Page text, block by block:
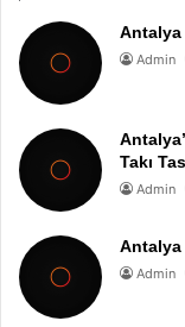
Antalya
Admin
Takı
Admin
Antalya
Admin